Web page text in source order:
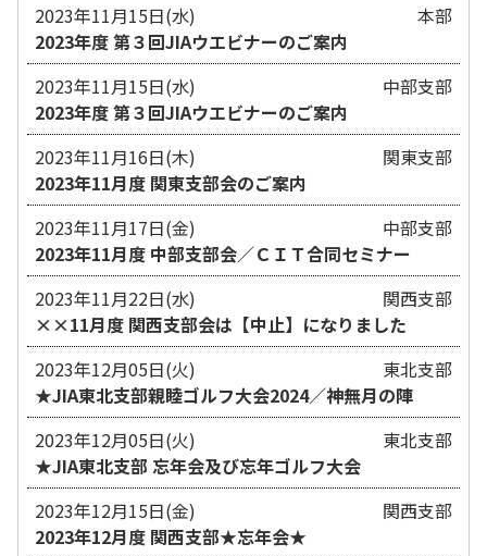
本部
2023年度 第３回JIAウエビナーのご案内
2023年11月15日(水)
中部支部
2023年度 第３回JIAウエビナーのご案内
2023年11月15日(水)
関東支部
2023年11月度 関東支部会のご案内
2023年11月16日(木)
中部支部
2023年11月度 中部支部会／ＣＩＴ合同セミナー
2023年11月17日(金)
関西支部
××11月度 関西支部会は【中止】になりました
2023年11月22日(水)
東北支部
★JIA東北支部親睦ゴルフ大会2024／神無月の陣
2023年12月05日(火)
東北支部
★JIA東北支部 忘年会及び忘年ゴルフ大会
2023年12月05日(火)
関西支部
2023年12月度 関西支部★忘年会★
2023年12月15日(金)